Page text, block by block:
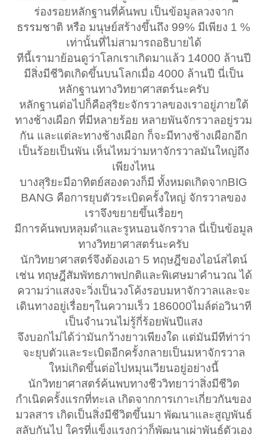
ร่องรอยหลักฐานที่ค้นพบ เป็นข้อมูลลวงจาก
ธรรมชาติ หรือ มนุษย์สร้างขึ้นถึง 99% มีเพียง 1 %
เท่านั้นที่ไม่สามารถอธิบายได้
ทีนี้เรามาย้อนดูว่าโลกเราเกิดมาแล้ว 14000 ล้านปี
มีสิ่งมีชีวิตเกิดขึ้นบนโลกเมื่อ 4000 ล้านปี นี่เป็น
หลักฐานทางวิทยาศาสตร์นะครับ
หลักฐานต่อไปก็คือสุริยะจักรวาลของเราอยู่ภายใต้
ทางช้างเผือก ที่มีหลายร้อย หลายพันจักรวาลอยู่รวม
กัน และแต่ละทางช้างเผือก ก็จะมีทางช้างเผือกอีก
เป็นร้อยเป็นพัน เห็นไหมว่ามหาจักรวาลมันใหญ่ถึง
เพียงไหน
บางสุริยะมีอาทิตย์สองดวงก็มี ทั้งหมดเกิดจากBIG
BANG คือการยุบตัวระเบิดครั้งใหญ่ จักรวาลของ
เราจึงขยายขึ้นเรื่อยๆ
มีการค้นพบหลุมดำและรูหนอนจักรวาล นี่เป็นข้อมูล
ทางวิทยาศาสตร์นะครับ
นักวิทยาศาสตร์จึงต้องเอา 5 ทฤษฎีของไอน์สไตน์
เช่น ทฤษฎีสัมพัทธภาพปกติและพิเศษมาคำนวณ ได้
ความว่าแสงจะวิ่งเป็นวงโค้งรอบมหาจักวาลและจะ
เดินทางอยู่เรื่อยๆในความเร็ว 186000ไมล์ต่อวินาที
เป็นจำนวนไม่รู้กี่ร้อยพันปีแสง
จึงบอกไม่ได้ว่ามันกว้างยาวเพียงใด แต่มันมีทีท่าว่า
จะยุบตัวและระเบิดอีกครั้งกลายเป็นมหาจักรวาล
ใหม่เกิดขึ้นต่อไปหมุนเวียนอยู่อย่างนี้
นักวิทยาศาสตร์ค้นพบทางชีววิทยาว่าสิ่งมีชีวิต
กำเนิดครั้งแรกที่ทะเล เกิดจากการเกาะเกี่ยวกันของ
มวลสาร เกิดเป็นสิ่งมีชีวิตขึ้นมา พัฒนาและสูญพันธ์
สลับกันไป ใครที่แข็งแรงกว่าก็พัฒนาเผ่าพันธ์ตัวเอง